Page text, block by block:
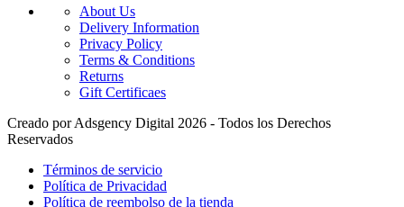
About Us
Delivery Information
Privacy Policy
Terms & Conditions
Returns
Gift Certificaes
Creado por Adsgency Digital 2026 - Todos los Derechos
Reservados
Términos de servicio
Política de Privacidad
Política de reembolso de la tienda